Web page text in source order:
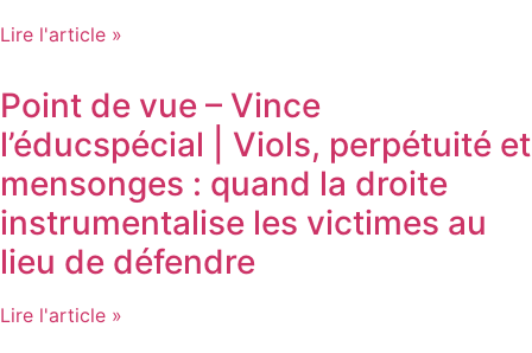
Lire l'article »
Point de vue – Vince
l’éducspécial | Viols, perpétuité et
mensonges : quand la droite
instrumentalise les victimes au
lieu de défendre
Lire l'article »